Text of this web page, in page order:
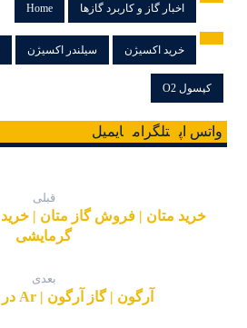
اخبار گاز و کاربرد گازها Home
خرید اکسیژن سیلندر اکسیژن
کپسول O2
واتس اپ تلگرام ایمیل
قبلی
گرمایشی
بعدی
آرگون | گاز آرگون | Ar در ریخته گری